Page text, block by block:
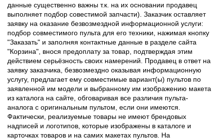
данные существенно важны т.к. на их основании продавец
выполняет подбор совестимой запчасти). Заказчик оставляет
заявку на оказание безвозмездной информационной услуги:
подбор совместимого пульта для его техники, нажимая кнопку
"Заказать" и заполняя контактные данные в разделе сайта
"Корзина", внося предоплату за товар, подтверждая этим
действием серьёзность своих намерений. Продавец в ответ на
заявку заказчика, безвозмездно оказывая информационную
услугу, предлагает ему совместимые вариант(ы) пультов по
заявленной им модели и выбранному им изображению макета
из каталога на сайте, обговаривая все различия пульта-
аналога с оригинальным пультом, если они имеются.
Фактически, реализуемые товары не имеют брендовых
надписей и логотипов, которые изображены в каталоге и
карточках товаров и на самих макетах пультов. На